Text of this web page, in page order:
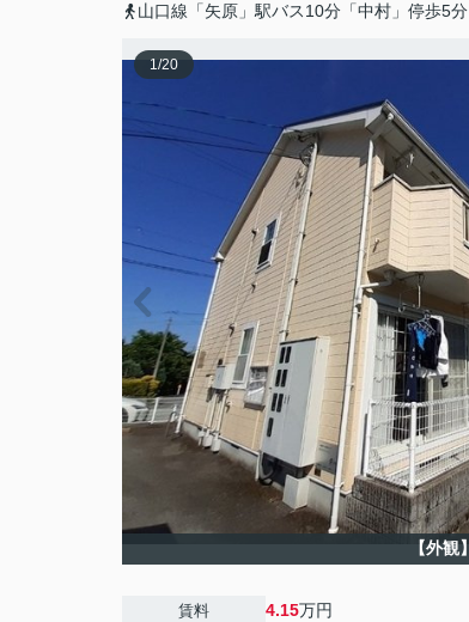
山口線「矢原」駅バス10分「中村」停歩5分
1/20
【外観】
賃料 4.15万円